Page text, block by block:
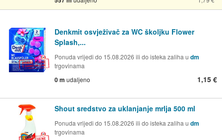
Denkmit osvježivač za WC školjku Flower
Splash,...
Ponuda vrijedi do 15.08.2026 ili do isteka zaliha u dm
trgovinama
0 m udaljeno 1,15 €
Shout sredstvo za uklanjanje mrlja 500 ml
Ponuda vrijedi do 15.08.2026 ili do isteka zaliha u dm
trgovinama